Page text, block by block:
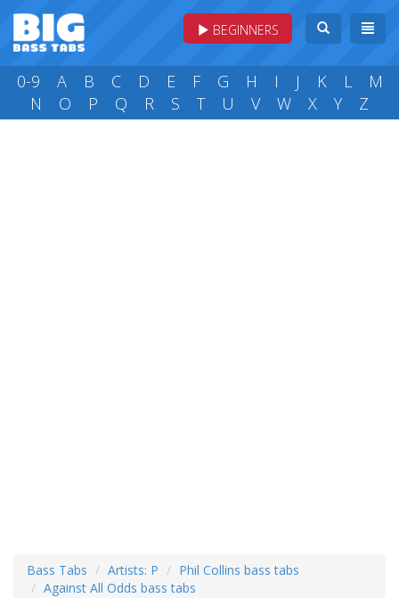
BEGINNERS
0-9 A B C D E F G H I J K L
M
N
O P Q R S T U V W X Y Z
Bass Tabs Artists: P
Phil Collins bass tabs
Against All Odds bass tabs